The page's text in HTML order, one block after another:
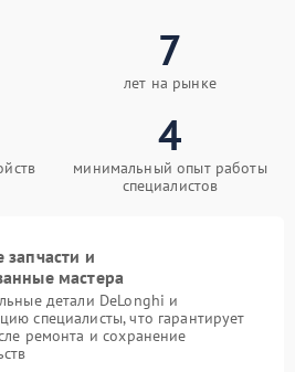
7
лет на рынке
4
минимальный опыт работы
специалистов
и
мастера
детали DeLonghi и
специалисты, что гарантирует
ремонта и сохранение